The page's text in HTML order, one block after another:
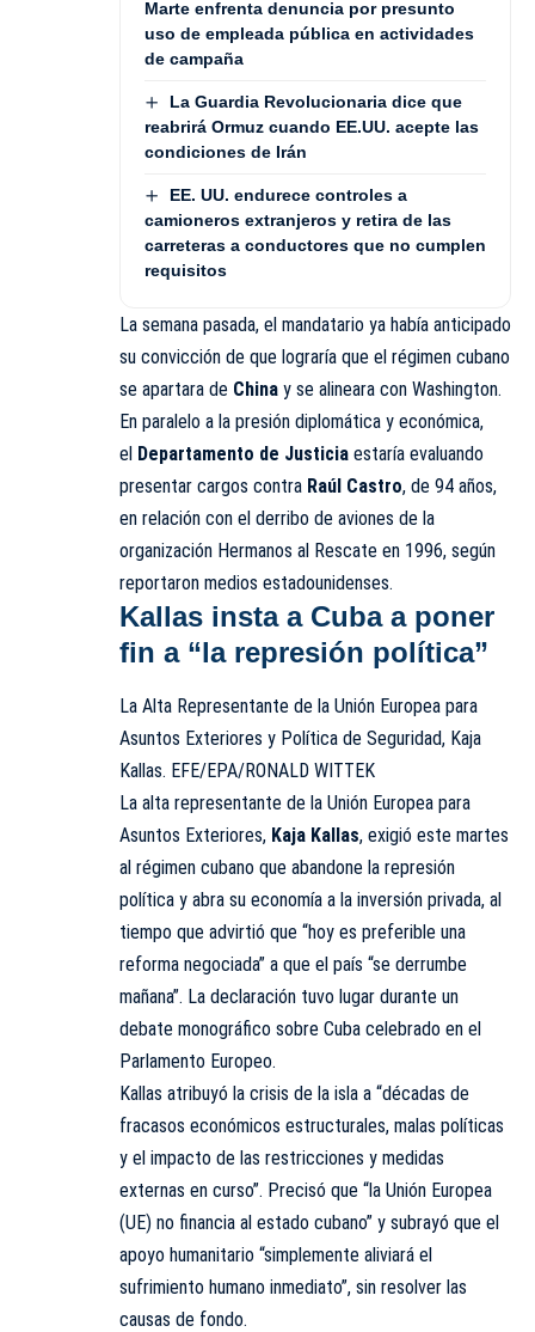
Marte enfrenta denuncia por presunto
uso de empleada pública en actividades
de campaña
La Guardia Revolucionaria dice que
reabrirá Ormuz cuando EE.UU. acepte las
condiciones de Irán
EE. UU. endurece controles a
camioneros extranjeros y retira de las
carreteras a conductores que no cumplen
requisitos
La semana pasada, el mandatario ya había anticipado
su convicción de que lograría que el régimen cubano
se apartara de China y se alineara con Washington.
En paralelo a la presión diplomática y económica,
el Departamento de Justicia estaría evaluando
presentar cargos contra Raúl Castro, de 94 años,
en relación con el derribo de aviones de la
organización Hermanos al Rescate en 1996, según
reportaron medios estadounidenses.
Kallas insta a Cuba a poner
fin a “la represión política”
La Alta Representante de la Unión Europea para
Asuntos Exteriores y Política de Seguridad, Kaja
Kallas. EFE/EPA/RONALD WITTEK
La alta representante de la Unión Europea para
Asuntos Exteriores, Kaja Kallas, exigió este martes
al régimen cubano que abandone la represión
política y abra su economía a la inversión privada, al
tiempo que advirtió que “hoy es preferible una
reforma negociada” a que el país “se derrumbe
mañana”. La declaración tuvo lugar durante un
debate monográfico sobre Cuba celebrado en el
Parlamento Europeo.
Kallas atribuyó la crisis de la isla a “décadas de
fracasos económicos estructurales, malas políticas
y el impacto de las restricciones y medidas
externas en curso”. Precisó que “la Unión Europea
(UE) no financia al estado cubano” y subrayó que el
apoyo humanitario “simplemente aliviará el
sufrimiento humano inmediato”, sin resolver las
causas de fondo.